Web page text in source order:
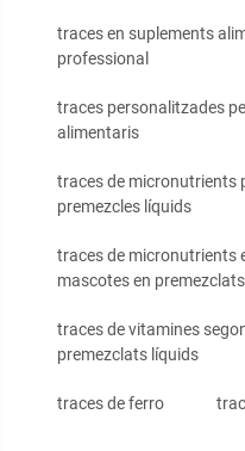
traces en suplements
professional
traces personalitzades
alimentaris
traces de micronutrients
premezcles líquids
traces de micronutrients
mascotes en
traces de vitamines
premezclats líquids
traces de ferro